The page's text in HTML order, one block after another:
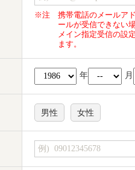
※注
携帯電話のメールア
ールが受信できない
メイン指定受信の設
ます。
年 月
男性 女性